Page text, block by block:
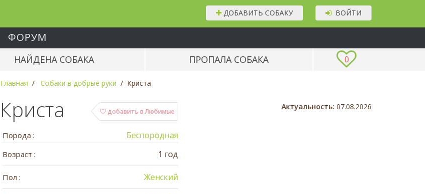
ВОЙТИ
ДОБАВИТЬ СОБАКУ
ФОРУМ
0
НАЙДЕНА СОБАКА ПРОПАЛА СОБАКА
Главная Собаки в добрые руки Криста
добавить в Любимые
Криста
Порода : Беспородная
Возраст : 1 год
Пол : Женский
Актуальность: 07.08.2026